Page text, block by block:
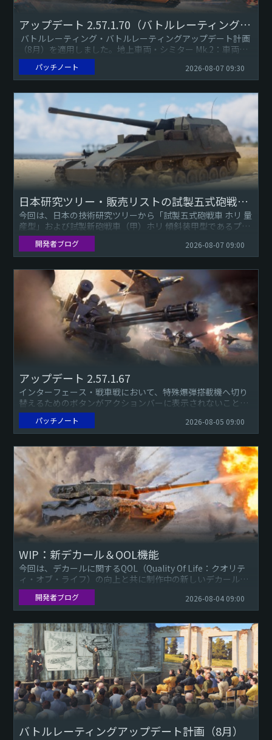
アップデート 2.57.1.70（バトルレーティングアップデート）
バトルレーティング・バトルレーティングアップデート計画
（8月）を適用しました。地上車両・シミター Mk.2：車両重
量を13トンから12.26トンに修
パッチノート 2026-08-07 09:30
日本研究ツリー・販売リストの試製五式砲戦車ホリ退役
今回は、日本の技術研究ツリーから「試製五式砲戦車 ホリ 量
産型」および試製新砲戦車（甲）ホリ 傾斜装甲型であるプレ
ミアム車両の「試製五式砲戦車 ホリ 試作型」の
開発者ブログ 2026-08-07 09:00
アップデート 2.57.1.67
インターフェース・戦車戦において、特殊爆弾搭載機へ切り
替えるためのボタンがアクションバーに表示されないことが
あった不具合を修正しました。ロケーションとミッション
パッチノート 2026-08-05 09:00
WIP：新デカール＆QOL機能
今回は、デカールに関するQOL（Quality Of Life：クオリテ
ィ・オブ・ライフ）の向上と共に制作中の新しいデカールを
いくつか紹介したいと思います。デカ
開発者ブログ 2026-08-04 09:00
バトルレーティングアップデート計画（8月）